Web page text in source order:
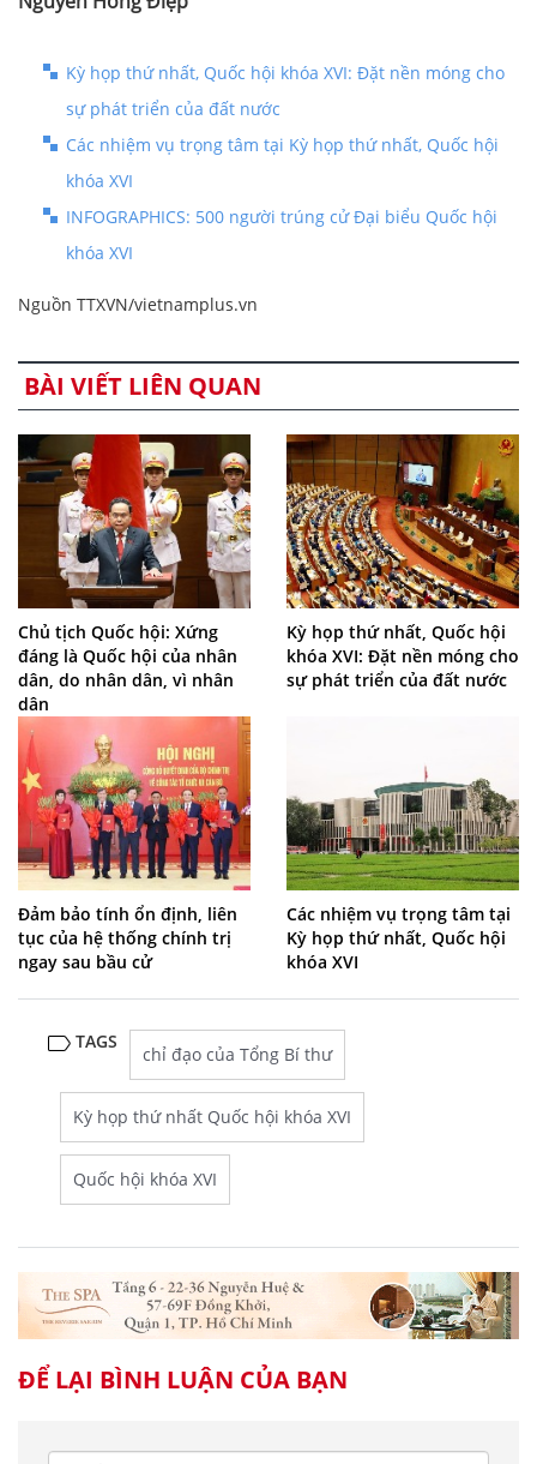
Kỳ họp thứ nhất, Quốc hội khóa XVI: Đặt nền móng cho
sự phát triển của đất nước
Các nhiệm vụ trọng tâm tại Kỳ họp thứ nhất, Quốc hội
khóa XVI
INFOGRAPHICS: 500 người trúng cử Đại biểu Quốc hội
khóa XVI
Nguồn TTXVN/vietnamplus.vn
BÀI VIẾT LIÊN QUAN
Chủ tịch Quốc hội: Xứng
đáng là Quốc hội của nhân
dân, do nhân dân, vì nhân
dân
Kỳ họp thứ nhất, Quốc hội
khóa XVI: Đặt nền móng cho
sự phát triển của đất nước
Đảm bảo tính ổn định, liên
tục của hệ thống chính trị
ngay sau bầu cử
Các nhiệm vụ trọng tâm tại
Kỳ họp thứ nhất, Quốc hội
khóa XVI
TAGS
chỉ đạo của Tổng Bí thư
Kỳ họp thứ nhất Quốc hội khóa XVI
Quốc hội khóa XVI
ĐỂ LẠI BÌNH LUẬN CỦA BẠN